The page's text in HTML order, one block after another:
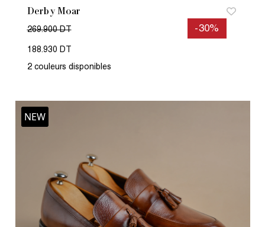
Derby Moar
-30%
269.900 DT
188.930 DT
2 couleurs disponibles
NEW